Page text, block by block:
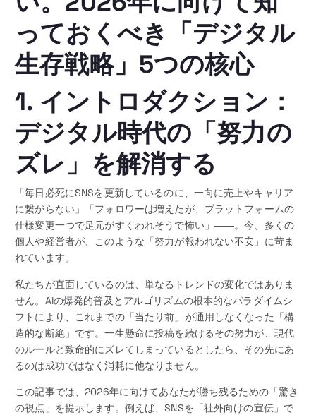
っておくべき「デジタル
生存戦略」5つの核心
1. イントロダクション：
デジタル時代の「努力の
ズレ」を解消する
「毎日必死にSNSを更新しているのに、一向に売上やキャリア
に繋がらない」「フォロワーは増えたが、プラットフォームの
仕様変更一つで足元がすくわれそうで怖い」――。今、多くの
個人や経営者が、このような「努力が報われない不安」に苛ま
れています。
私たちが直面しているのは、単なるトレンドの変化ではありま
せん。AIの爆発的普及とアルゴリズムの根本的なパラダイムシ
フトにより、これまでの「当たり前」が通用しなくなった「構
造的な断絶」です。一生懸命に投稿を続けるその努力が、現代
のルールと致命的にズレてしまっているとしたら、その先にあ
るのは成功ではなく消耗に他なりません。
この記事では、2026年に向けてあなたが勝ち残るための「驚き
の視点」を提示します。例えば、SNSを「社外向けの宣伝」で